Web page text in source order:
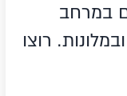
במרחב
רוצו